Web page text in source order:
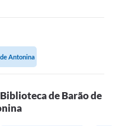
Antonina
de Barão de